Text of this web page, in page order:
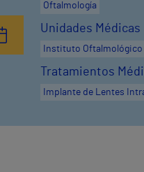
Oftalmología
Unidades Médicas
Instituto Oftalmológico
Tratamientos
Implante de Lentes